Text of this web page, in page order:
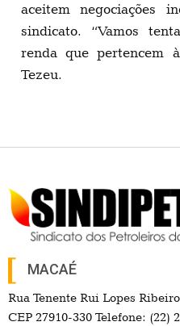
aceitem negociações
sindicato. “Vamos
renda que pertencem
Tezeu.
MACAÉ
Rua Tenente Rui Lopes
CEP 27910-330 Telefone: (22)